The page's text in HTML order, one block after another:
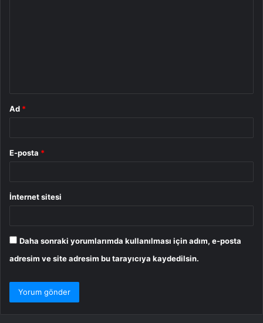
Ad *
E-posta *
İnternet sitesi
Daha sonraki yorumlarımda kullanılması için adım, e-posta
adresim ve site adresim bu tarayıcıya kaydedilsin.